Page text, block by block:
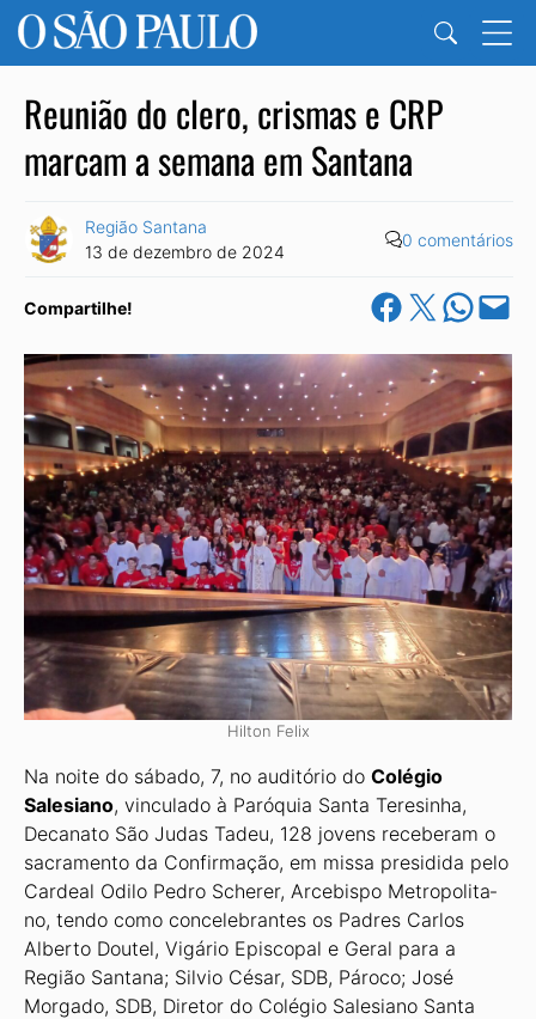
Reunião do clero, crismas e CRP
marcam a semana em Santana
Região Santana
13 de dezembro de 2024
0 comentários
Compartilhe! Share on Facebook
Share on X Share on
Email this
Hilton Felix
Na noite do sábado, 7, no auditó­rio do Colégio
Salesiano, vincu­lado à Paróquia Santa Teresinha,
Decanato São Judas Tadeu, 128 jovens receberam o
sacramento da Confirmação, em missa pre­sidida pelo
Cardeal Odilo Pedro Scherer, Arcebispo Metropolita­
no, tendo como concelebrantes os Padres Carlos
Alberto Doutel, Vigário Episcopal e Geral para a
Região Santana; Silvio César, SDB, Pároco; José
Morgado, SDB, Dire­tor do Colégio Salesiano Santa